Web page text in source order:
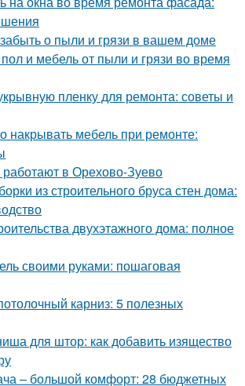
забыть о пыли и грязи в вашем доме
и мебель от пыли и грязи во время
пленку для ремонта: советы и
накрывать мебель при ремонте:
работают в Орехово-Зуево
из строительного бруса стен дома:
двухэтажного дома: полное
своими руками: пошаговая
карниз: 5 полезных
для штор: как добавить изящество
– большой комфорт: 28 бюджетных